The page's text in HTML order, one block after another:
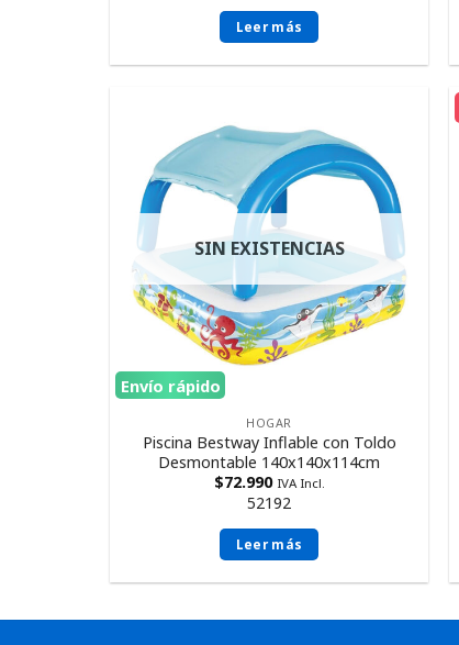
Leer más
Envío rápido
SIN EXISTENCIAS
HOGAR
Piscina Bestway Inflable con Toldo
Desmontable 140x140x114cm
$72.990 IVA Incl.
52192
Leer más